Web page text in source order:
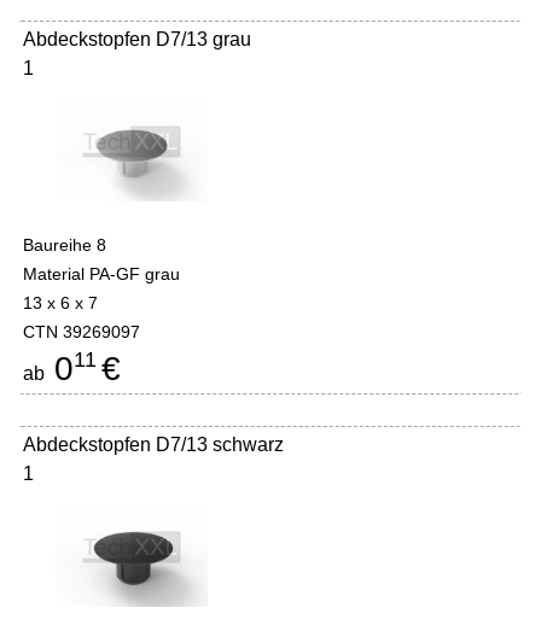
Abdeckstopfen D7/13 grau
1
Baureihe 8
Material PA-GF grau
13 x 6 x 7
CTN 39269097
ab 011 €
Abdeckstopfen D7/13 schwarz
1